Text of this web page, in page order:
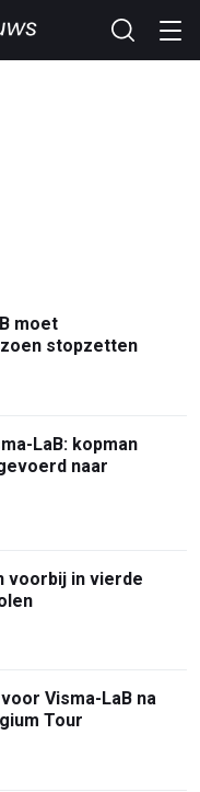
moet
stopzetten
LaB: kopman
naar
voorbij in vierde
Visma-LaB na
Tour